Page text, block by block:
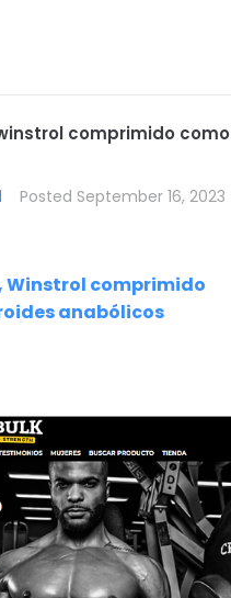
comprimido como
Posted September 16, 2023
Winstrol comprimido
anabólicos